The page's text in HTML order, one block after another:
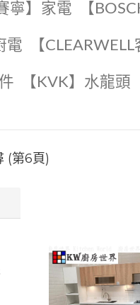
寧】家電 【
電 【
️【KVK】水龍頭️
(第6頁)